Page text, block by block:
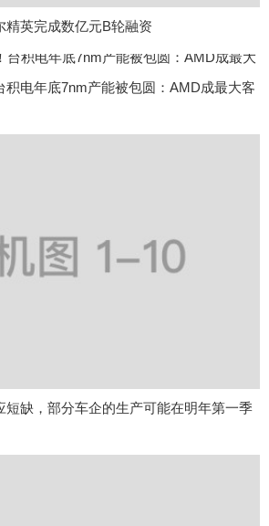
精英完成数亿元B轮融资
积电年底7nm产能被包圆：AMD成最大客
短缺，部分车企的生产可能在明年第一季